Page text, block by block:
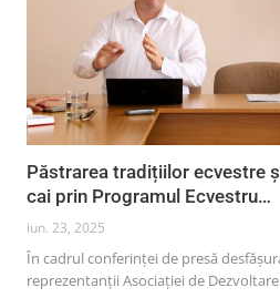
Păstrarea tradițiilor ecvestre
cai prin Programul Ecvestru…
iun. 23, 2025
În cadrul conferinței de presă
reprezentanții Asociației de